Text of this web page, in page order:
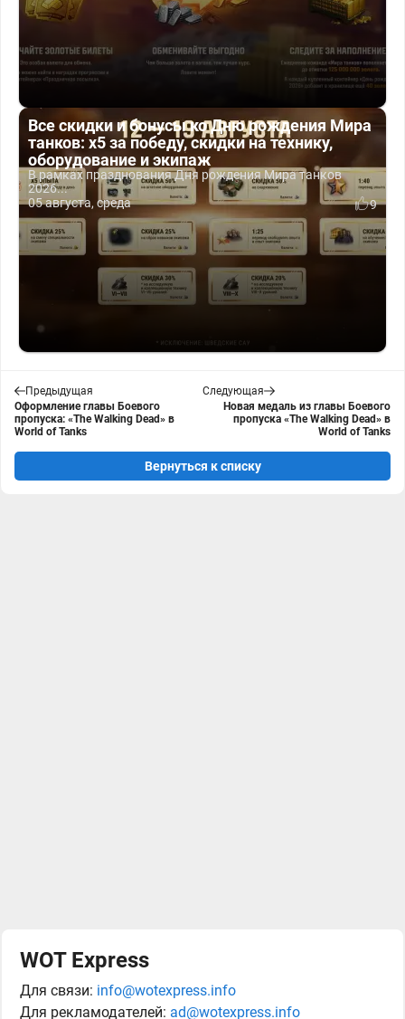
Все скидки и бонусы ко Дню рождения Мира
танков: x5 за победу, скидки на технику,
оборудование и экипаж
В рамках празднования Дня рождения Мира танков
2026...
05 августа, среда
9
Предыдущая
Оформление главы Боевого
пропуска: «The Walking Dead» в
World of Tanks
Следующая
Новая медаль из главы Боевого
пропуска «The Walking Dead» в
World of Tanks
Вернуться к списку
WOT Express
Для связи: info@wotexpress.info
Для рекламодателей: ad@wotexpress.info